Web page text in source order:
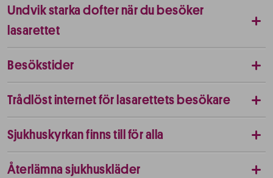
Undvik starka dofter när du besöker
lasarettet
Besökstider
Trådlöst internet för lasarettets besökare
Sjukhuskyrkan finns till för alla
Återlämna sjukhuskläder